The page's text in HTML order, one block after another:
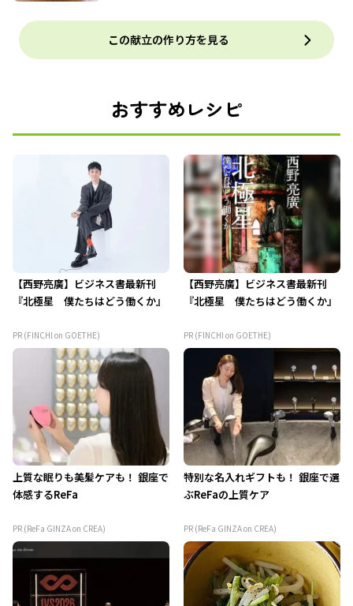
この献立の作り方を見る
おすすめレシピ
【西野亮廣】ビジネス書最新刊
『北極星 僕たちはどう働くか』
PR (FINCHI on GOETHE)
【西野亮廣】ビジネス書最新刊
『北極星 僕たちはどう働くか』
PR (FINCHI on GOETHE)
上質な眠りも美髪ケアも！ 銀座で
体感するReFa
PR (ReFa GINZA on CREA)
特別な名入れギフトも！ 銀座で選
ぶReFaの上質ケア
PR (ReFa GINZA on CREA)